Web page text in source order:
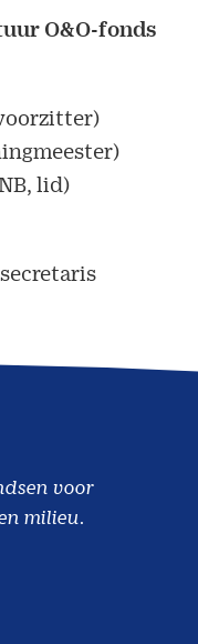
O&O-fonds
lid)
voor
milieu.